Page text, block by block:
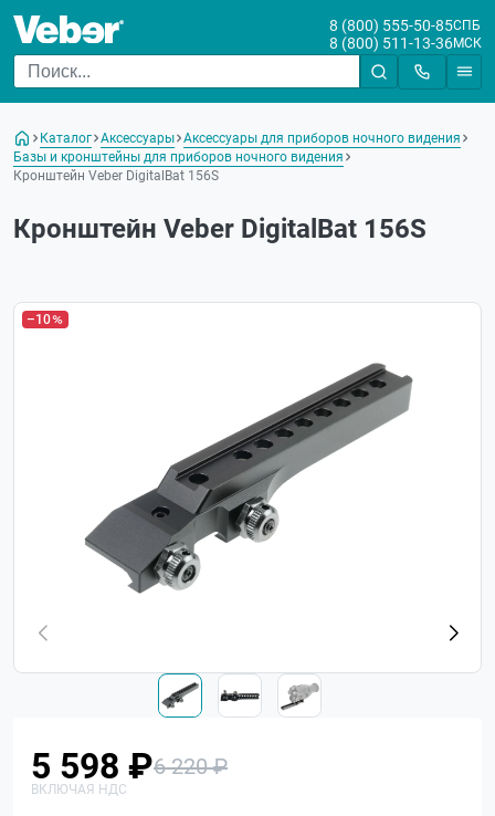
8 (800) 555-50-85СПБ
8 (800) 511-13-36МСК
Каталог Аксессуары Аксессуары для приборов ночного видения
Базы и кронштейны для приборов ночного видения
Кронштейн Veber DigitalBat 156S
Кронштейн Veber DigitalBat 156S
–10
5 598 ₽6 220 ₽